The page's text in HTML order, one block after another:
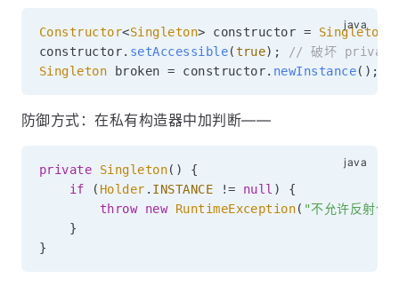
Constructor<Singleton> constructor = Singleton
constructor. setAccessible(true) ;
// 破坏 private
Singleton broken = constructor. newInstance( ) ;
防御方式：在私有构造器中加判断——
private Singleton( )
{
if
( Holder . INSTANCE != null )
{
throw
new RuntimeException( "不允许反射创
}
}